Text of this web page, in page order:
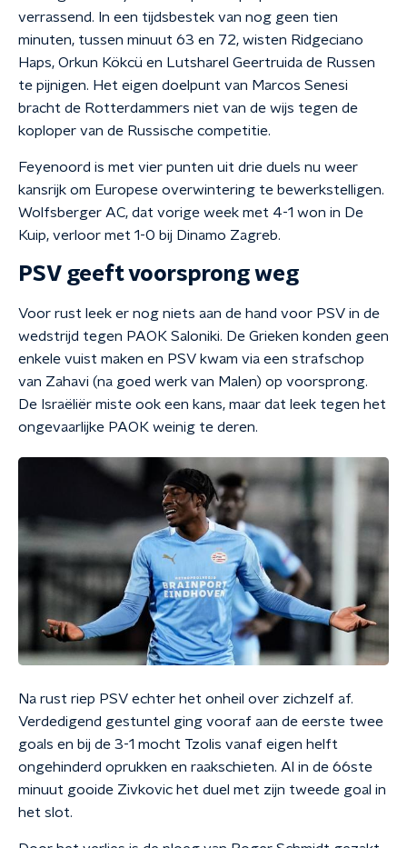
verrassend. In een tijdsbestek van nog geen tien
minuten, tussen minuut 63 en 72, wisten Ridgeciano
Haps, Orkun Kökcü en Lutsharel Geertruida de Russen
te pijnigen. Het eigen doelpunt van Marcos Senesi
bracht de Rotterdammers niet van de wijs tegen de
koploper van de Russische competitie.
Feyenoord is met vier punten uit drie duels nu weer
kansrijk om Europese overwintering te bewerkstelligen.
Wolfsberger AC, dat vorige week met 4-1 won in De
Kuip, verloor met 1-0 bij Dinamo Zagreb.
PSV geeft voorsprong weg
Voor rust leek er nog niets aan de hand voor PSV in de
wedstrijd tegen PAOK Saloniki. De Grieken konden geen
enkele vuist maken en PSV kwam via een strafschop
van Zahavi (na goed werk van Malen) op voorsprong.
De Israëliër miste ook een kans, maar dat leek tegen het
ongevaarlijke PAOK weinig te deren.
Na rust riep PSV echter het onheil over zichzelf af.
Verdedigend gestuntel ging vooraf aan de eerste twee
goals en bij de 3-1 mocht Tzolis vanaf eigen helft
ongehinderd oprukken en raakschieten. Al in de 66ste
minuut gooide Zivkovic het duel met zijn tweede goal in
het slot.